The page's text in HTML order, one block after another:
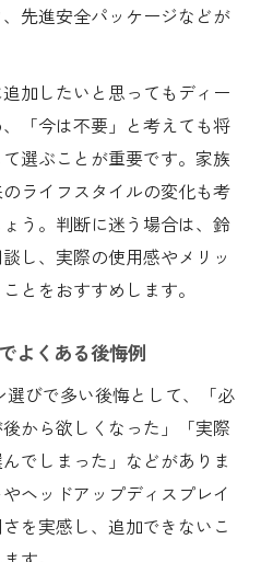
先進安全パッケージなどが
加したいと思ってもディー
「今は不要」と考えても将
選ぶことが重要です。家族
ライフスタイルの変化も考
う。判断に迷う場合は、鈴
し、実際の使用感やメリッ
とをおすすめします。
よくある後悔例
びで多い後悔として、「必
から欲しくなった」「実際
でしまった」などがありま
ヘッドアップディスプレイ
を実感し、追加できないこ